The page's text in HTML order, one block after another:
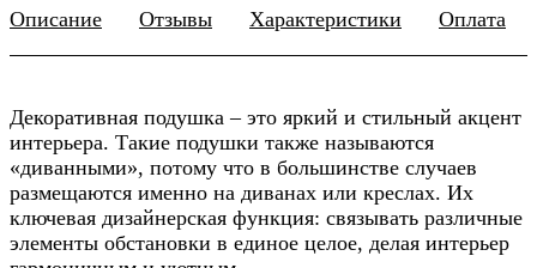
Описание Отзывы Характеристики Оплата
Декоративная подушка – это яркий и стильный акцент
интерьера. Такие подушки также называются
«диванными», потому что в большинстве случаев
размещаются именно на диванах или креслах. Их
ключевая дизайнерская функция: связывать различные
элементы обстановки в единое целое, делая интерьер